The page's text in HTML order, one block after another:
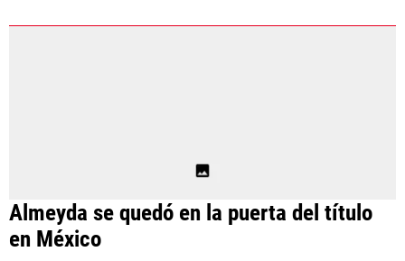
Almeyda se quedó en la puerta del título
en México